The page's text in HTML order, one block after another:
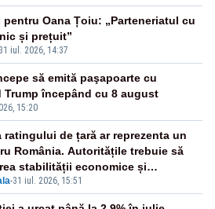
31 iul. 2026, 14:37
pentru Oana Țoiu: „Parteneriatul cu
și prețuit”
15:20
să emită paşapoarte cu
Trump începând cu 8 august
-31 iul. 2026, 15:51
ratingului de țară ar reprezenta un
România. Autoritățile trebuie să
stabilității economice și